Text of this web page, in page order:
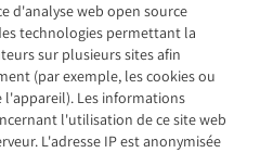
d'analyse web open source
technologies permettant la
sur plusieurs sites afin
(par exemple, les cookies ou
Les informations
l'utilisation de ce site web
L'adresse IP est anonymisée